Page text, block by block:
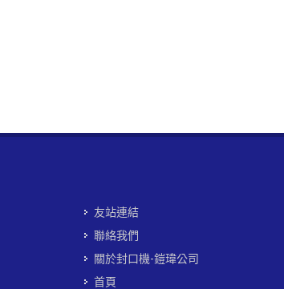
友站連結
聯絡我們
關於封口機-鎧瑋公司
首頁